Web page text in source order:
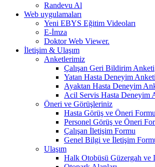
Randevu Al
Web uygulamaları
Yeni EBYS Eğitim Videoları
E-İmza
Doktor Web Viewer.
İletişim & Ulaşım
Anketlerimiz
Çalışan Geri Bildirim Anketi
Yatan Hasta Deneyim Anketi
Ayaktan Hasta Deneyim
Acil Servis Hasta Deneyim
Öneri ve Görüşleriniz
Hasta Görüş ve Öneri Formu
Personel Görüş ve Öneri
Çalışan İletişim Formu
Genel Bilgi ve İletişim
Ulaşım
Halk Otobüsü Güzergah